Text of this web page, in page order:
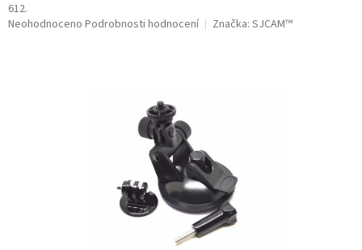
FIRMWARE
a
612.
Průměrné
Neohodnoceno Podrobnosti hodnocení Značka: SJCAM™